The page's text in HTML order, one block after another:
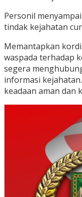
Personil
tindak kejahatan
Memantapkan
waspada terhadap
segera
informasi
keadaan aman dan